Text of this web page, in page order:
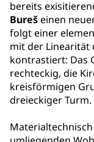
bereits
Burešeinen
folgt einer
mit der Linearität
kontrastiert: Das
rechteckig, die
kreisförmigen
dreieckiger Turm.